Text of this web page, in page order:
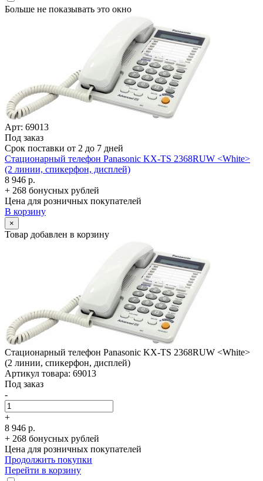
Больше не показывать это окно
Арт: 69013
Под заказ
Срок поставки от 2 до 7 дней
Стационарный телефон Panasonic KX-TS 2368RUW <White>
(2 линии, спикерфон, дисплей)
8 946 р.
+ 268 бонусных рублей
Цена для розничных покупателей
В корзину
×
Товар добавлен в корзину
Стационарный телефон Panasonic KX-TS 2368RUW <White>
(2 линии, спикерфон, дисплей)
Артикул товара: 69013
Под заказ
-
+
8 946 р.
+ 268 бонусных рублей
Цена для розничных покупателей
Продолжить покупки
Перейти в корзину